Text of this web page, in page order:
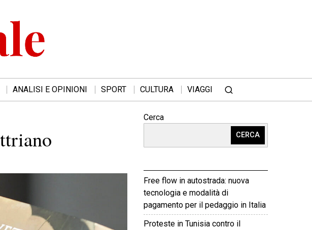
ANALISI E OPINIONI SPORT CULTURA VIAGGI
Cerca
CERCA
Free flow in autostrada: nuova
tecnologia e modalità di
pagamento per il pedaggio in Italia
Proteste in Tunisia contro il